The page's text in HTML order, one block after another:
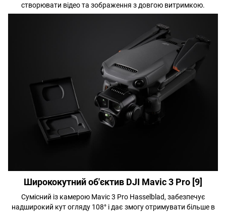
створювати відео та зображення з довгою витримкою.
Ширококутний об'єктив DJI Mavic 3 Pro [9]
Сумісний із камерою Mavic 3 Pro Hasselblad, забезпечує
надширокий кут огляду 108° і дає змогу отримувати більше в